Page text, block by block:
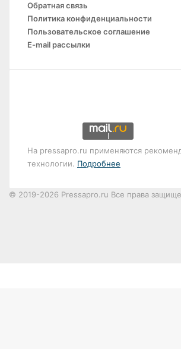
Обратная связь
Политика конфиденциальности
Пользовательское соглашение
E-mail рассылки
На pressapro.ru применяются
технологии. Подробнее
© 2019-2026 Pressapro.ru Все права